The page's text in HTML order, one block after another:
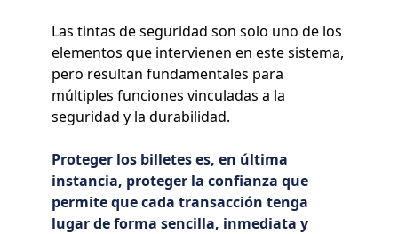
Las tintas de seguridad son solo uno de los
elementos que intervienen en este sistema,
pero resultan fundamentales para
múltiples funciones vinculadas a la
seguridad y la durabilidad.
Proteger los billetes es, en última
instancia, proteger la confianza que
permite que cada transacción tenga
lugar de forma sencilla, inmediata y